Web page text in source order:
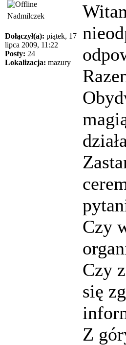
Nadmilczek
Dołączył(a): piątek, 17
lipca 2009, 11:22
Posty: 24
Lokalizacja: mazury
Czy
Czy
się
Z